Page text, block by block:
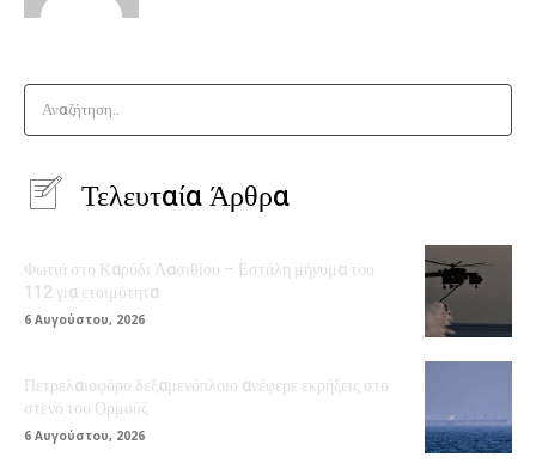
Αναζήτηση..
Τελευταία Άρθρα
Φωτιά στο Καρύδι Λασιθίου – Εστάλη μήνυμα του
112 για ετοιμότητα
6 Αυγούστου, 2026
Πετρελαιοφόρο δεξαμενόπλοιο ανέφερε εκρήξεις στο
στενό του Ορμούζ
6 Αυγούστου, 2026